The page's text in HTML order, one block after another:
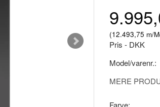
(12.493,75 m/
Pris - DKK
Model/varenr.:
MERE
Farve: